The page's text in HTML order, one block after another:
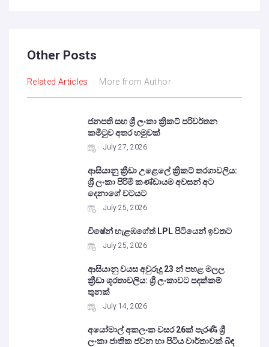
Other Posts
Related Articles More from Author
ජනපති සහ ශ්‍රී ලංකා ක්‍රිකට් පරිවර්තන
කමිටුව අතර හමුවක්
July 27, 2026
ආසියානු ක්‍රීඩා උළෙලේ ක්‍රිකට් තරගාවලිය:
ශ්‍රී ලංකා පිරිමි කණ්ඩායම අවසන් අට
දෙනාගේ වටයට
July 25, 2026
විෂේන් හැළඹගේත් LPL පිටියෙන් ඉවතට
July 25, 2026
ආසියානු වයස අවුරුදු 23 න් පහළ මලල
ක්‍රීඩා ශූරතාවලිය: ශ්‍රී ලංකාවට පදක්කම්
තුනක්
July 14, 2026
අයෝමාල් අකලංක වසර 26ක් පැරණි ශ්‍රී
ලංකා ජාතික ජවන හා පිටිය වාර්තාවක් බිඳ